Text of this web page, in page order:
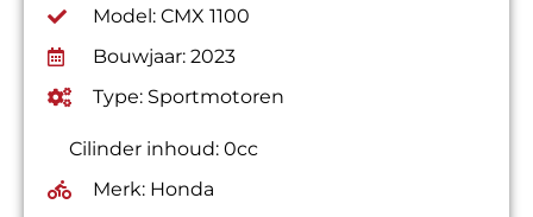
Model: CMX 1100
Bouwjaar: 2023
Type: Sportmotoren
Cilinder inhoud: 0cc
Merk: Honda